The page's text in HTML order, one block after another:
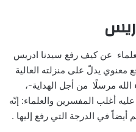
عن كيف رفع سيدنا ادريس
معنوي يدلّ على منزلته العالية
الله مرسلًا من أجل الهداية-،
أغلب المفسرين والعلماء: إنّه
في الدرجة التي رفع إليها .